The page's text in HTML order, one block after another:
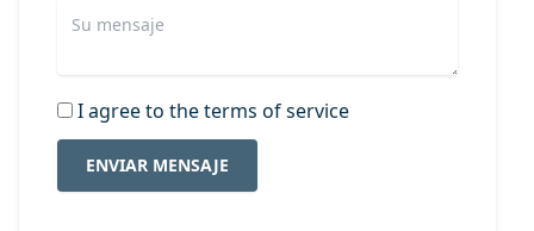
I agree to the terms of service
ENVIAR MENSAJE